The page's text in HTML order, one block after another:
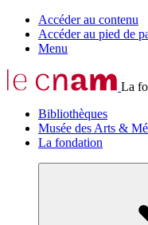
Accéder au contenu
Accéder au pied de
Menu
La
Bibliothèques
Musée des Arts &
La fondation